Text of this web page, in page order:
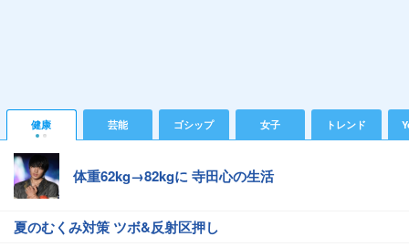
健康 芸能 ゴシップ 女子 トレンド
体重62kg→82kgに 寺田心の生活
夏のむくみ対策 ツボ&反射区押し